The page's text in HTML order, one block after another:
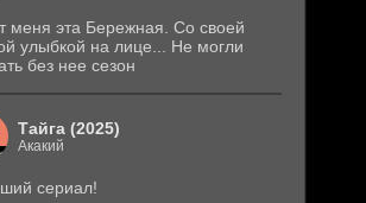
меня эта Бережная. Со своей
улыбкой на лице... Не могли
без нее сезон
Тайга (2025)
Акакий
сериал!